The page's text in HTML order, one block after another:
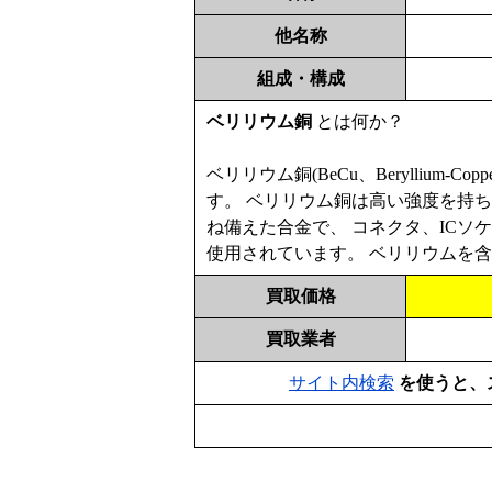
他名称
組成・構成
ベリリウム銅 とは何か？
ベリリウム銅(BeCu、Beryllium-
す。 ベリリウム銅は高い強度を持
ね備えた合金で、 コネクタ、ICソ
使用されています。 ベリリウムを
買取価格
買取業者
サイト内検索 を使うと